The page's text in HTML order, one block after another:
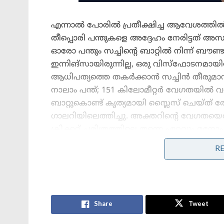
എന്നാൽ പോരിൽ പ്രതീക്ഷിച്ച
തീപ്പൊരി പന്തുകളെ അദ്ദേഹം നേരിട്ടത്
ഓരോ പന്തും സച്ചിന്റെ ബാറ്റിൽ നിന്ന്
ഇന്നിങ്സായിരുന്നില്ല, ഒരു
ആധിപത്യത്തെ തകർക്കാൻ സച്ചിൻ
നാലാം പന്ത്; 151 കിലോമീറ്റർ വേഗതയിൽ
ബാറ്റുകൊണ്ട് കൃത്യമായി സ്ലൈസ് ചെയ്ത്
ഗാലറിയിലെത്തിച്ചു. അക്തറിന്റെ
പിന്നാലെ തൊട്ടടുത്ത രണ്ട് പന്തുകൾ കൂടി
കോമൺവെൽത്ത് ഗെയിംസ് പതാക
Share Tweet